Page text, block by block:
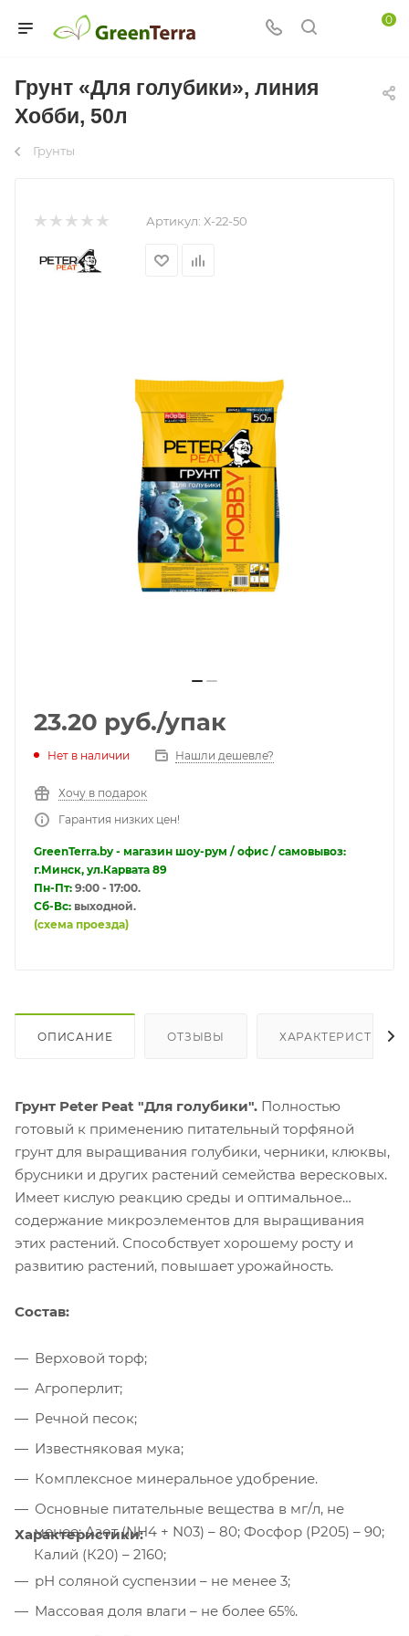
0
Грунт «Для голубики», линия
Хобби, 50л
Грунты
Артикул: Х-22-50
23.20 руб./упак
Нет в наличии Нашли дешевле?
Хочу в подарок
Гарантия низких цен!
GreenTerra.by - магазин шоу-рум / офис / самовывоз:
г.Минск, ул.Карвата 89
Пн-Пт: 9:00 - 17:00.
Сб-Вс: выходной.
(схема проезда)
ОПИСАНИЕ ОТЗЫВЫ ХАРАКТЕРИСТИКИ
Грунт Peter Peat "Для голубики". Полностью
готовый к применению питательный торфяной
грунт для выращивания голубики, черники, клюквы,
брусники и других растений семейства вересковых.
Имеет кислую реакцию среды и оптимальное
содержание микроэлементов для выращивания
этих растений. Способствует хорошему росту и
развитию растений, повышает урожайность.
Состав:
Верховой торф;
Агроперлит;
Речной песок;
Известняковая мука;
Комплексное минеральное удобрение.
Основные питательные вещества в мг/л, не
менее: Азот (NH4 + N03) – 80; Фосфор (Р205) – 90;
Калий (К20) – 2160;
Характеристики:
рН соляной суспензии – не менее 3;
Массовая доля влаги – не более 65%.